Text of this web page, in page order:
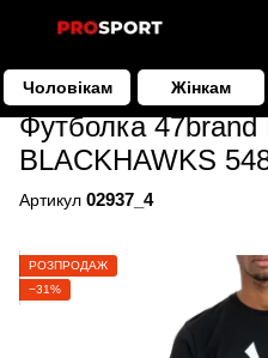
Чоловікам Жінкам
Чоловікам Одяг Футболки
Футболка
BLACKHAWKS
Артикул 02937_4
РОЗПРОДАЖ
−31%